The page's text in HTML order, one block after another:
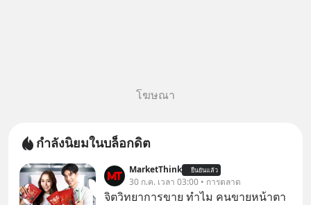
โฆษณา
กำลังนิยมในบล็อกดิต
MarketThink ยืนยันแล้ว
30 ก.ค. เวลา 03:00 • การตลาด
จิตวิทยาการขาย ทำไม คนขายหน้าตา